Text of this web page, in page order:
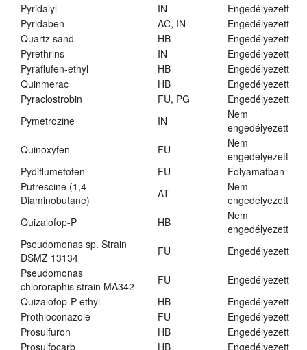
Pyridalyl
IN
Engedélyezett
Pyridaben
AC, IN
Engedélyezett
Quartz sand
HB
Engedélyezett
Pyrethrins
IN
Engedélyezett
Pyraflufen-ethyl
HB
Engedélyezett
Quinmerac
HB
Engedélyezett
Pyraclostrobin
FU, PG
Engedélyezett
Pymetrozine
IN
Nem
engedélyezett
Quinoxyfen
FU
Nem
engedélyezett
Pydiflumetofen
FU
Folyamatban
Putrescine (1,4-
Diaminobutane)
AT
Nem
engedélyezett
Quizalofop-P
HB
Nem
engedélyezett
Pseudomonas sp. Strain
DSMZ 13134
FU
Engedélyezett
Pseudomonas
chlororaphis strain MA342
FU
Engedélyezett
Quizalofop-P-ethyl
HB
Engedélyezett
Prothioconazole
FU
Engedélyezett
Prosulfuron
HB
Engedélyezett
Prosulfocarb
HB
Engedélyezett